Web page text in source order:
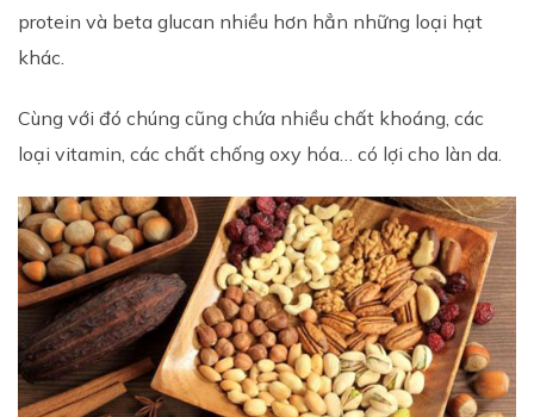
protein và beta glucan nhiều hơn hẳn những loại hạt
khác.
Cùng với đó chúng cũng chứa nhiều chất khoáng, các
loại vitamin, các chất chống oxy hóa… có lợi cho làn da.